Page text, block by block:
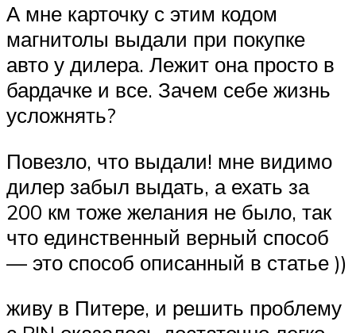
А мне карточку с этим кодом
магнитолы выдали при покупке
авто у дилера. Лежит она просто в
бардачке и все. Зачем себе жизнь
усложнять?
Повезло, что выдали! мне видимо
дилер забыл выдать, а ехать за
200 км тоже желания не было, так
что единственный верный способ
— это способ описанный в статье ))
живу в Питере, и решить проблему